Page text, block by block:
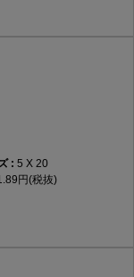
5 X 20
円(税抜)